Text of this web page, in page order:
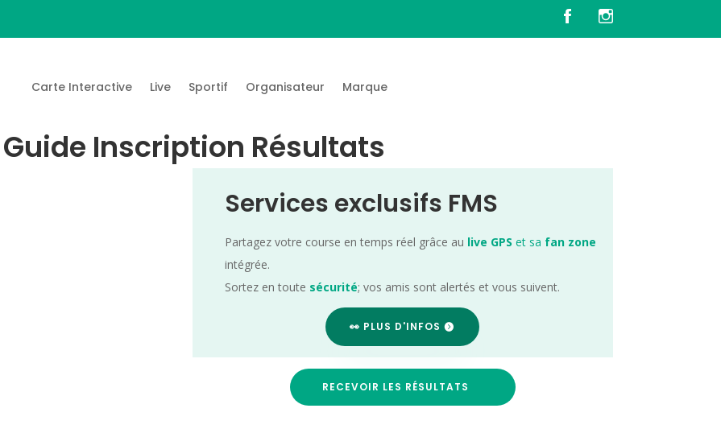
Carte Interactive Live Sportif Organisateur Marque
Inscription Résultats
Services exclusifs FMS
Partagez votre course en temps réel grâce au live GPS et sa fan zone
intégrée.
Sortez en toute sécurité; vos amis sont alertés et vous suivent.
👀 PLUS D'INFOS
RECEVOIR LES RÉSULTATS